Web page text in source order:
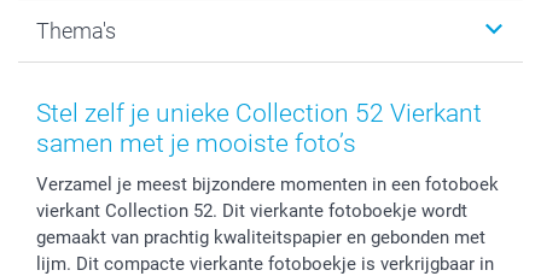
Kaarten
Bestelproces
Herroepingsrecht
Reviews
Prijslijst
Investor Relations
Tevredenheidsgarantie
Mijn orderstatus
smartbonus
service@smartphoto.nl
Affiliate partnerprogramma
Partnerships
Thema's
Baby
Huwelijk
Stel zelf je unieke Collection 52 Vierkant
samen met je mooiste foto’s
Verzamel je meest bijzondere momenten in een fotoboek
vierkant Collection 52. Dit vierkante fotoboekje wordt
gemaakt van prachtig kwaliteitspapier en gebonden met
lijm. Dit compacte vierkante fotoboekje is verkrijgbaar in